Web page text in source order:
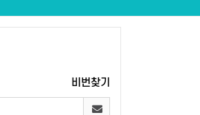
비번찾기